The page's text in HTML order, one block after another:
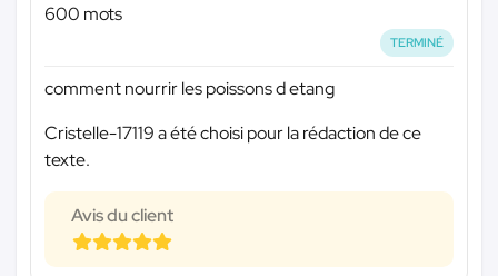
600 mots
TERMINÉ
comment nourrir les poissons d etang
Cristelle-17119 a été choisi pour la rédaction de ce
texte.
Avis du client